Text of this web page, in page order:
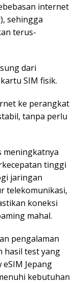
internet
sehingga
terus-
dari
SIM fisik.
ke perangkat
tanpa perlu
meningkatnya
tinggi
jaringan
telekomunikasi,
koneksi
mahal.
pengalaman
hasil test yang
Jepang
kebutuhan